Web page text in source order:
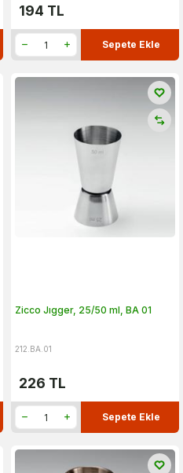
194 TL
Sepete Ekle
Zicco Jıgger, 25/50 ml, BA 01
212.BA.01
226 TL
Sepete Ekle